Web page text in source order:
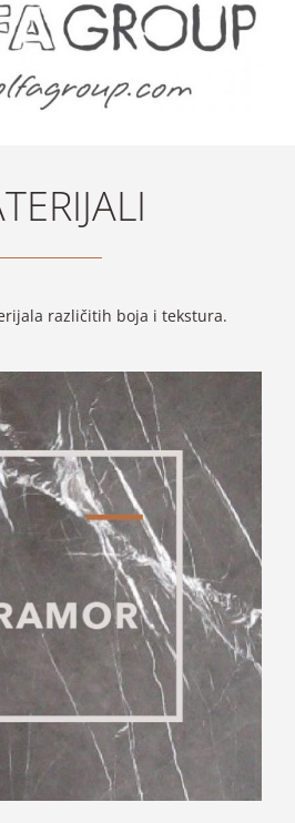
različitih boja i tekstura.